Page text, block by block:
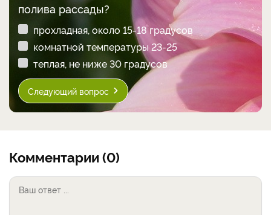
полива рассады?
прохладная, около 15-18 градусов
комнатной температуры 23-25
теплая, не ниже 30 градусов
Следующий вопрос
Комментарии (0)